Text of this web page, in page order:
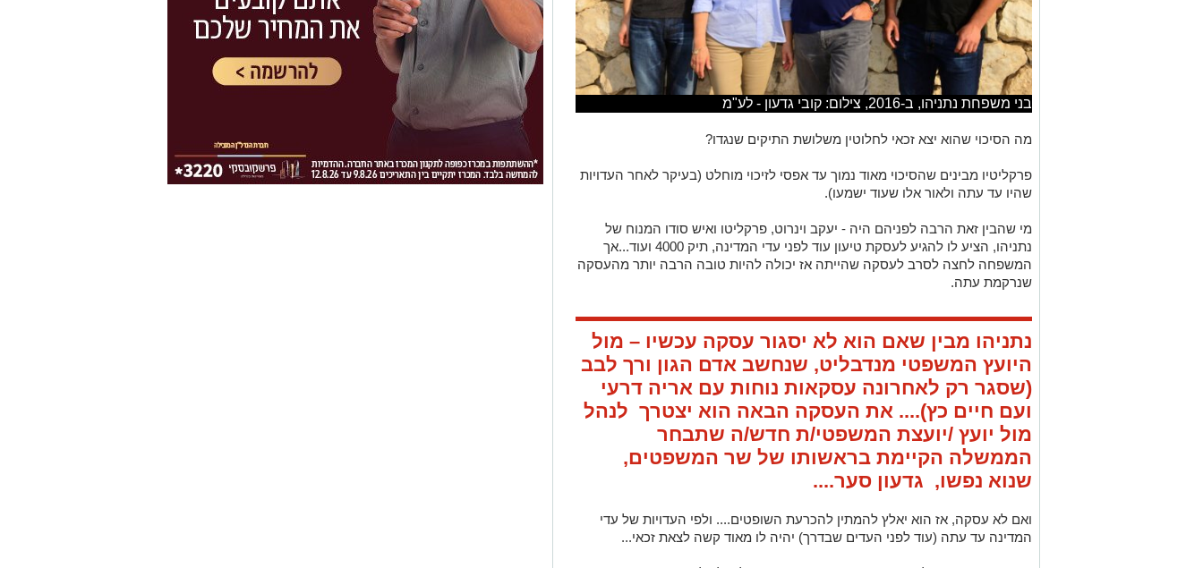
בני משפחת נתניהו, ב-2016, צילום: קובי גדעון - לע"מ
מה הסיכוי שהוא יצא זכאי לחלוטין משלושת התיקים שנגדו?
פרקליטיו מבינים שהסיכוי מאוד נמוך עד אפסי לזיכוי מוחלט (בעיקר לאחר העדויות
שהיו עד עתה ולאור אלו שעוד ישמעו).
מי שהבין זאת הרבה לפניהם היה - יעקב וינרוט, פרקליטו ואיש סודו המנוח של
נתניהו, הציע לו להגיע לעסקת טיעון עוד לפני עדי המדינה, תיק 4000 ועוד...אך
המשפחה לחצה לסרב לעסקה שהייתה אז יכולה להיות טובה הרבה יותר מהעסקה
שנרקמת עתה.
נתניהו מבין שאם הוא לא יסגור עסקה עכשיו – מול
היועץ המשפטי מנדבליט, שנחשב אדם הגון ורך לבב
(שסגר רק לאחרונה עסקאות נוחות עם אריה דרעי
ועם חיים כץ).... את העסקה הבאה הוא יצטרך לנהל
מול יועץ /יועצת המשפטי/ת חדש/ה שתבחר
הממשלה הקיימת בראשותו של שר המשפטים,
שנוא נפשו, גדעון סער....
ואם לא עסקה, אז הוא יאלץ להמתין להכרעת השופטים.... ולפי העדויות של עדי
המדינה עד עתה (עוד לפני העדים שבדרך) יהיה לו מאוד קשה לצאת זכאי...